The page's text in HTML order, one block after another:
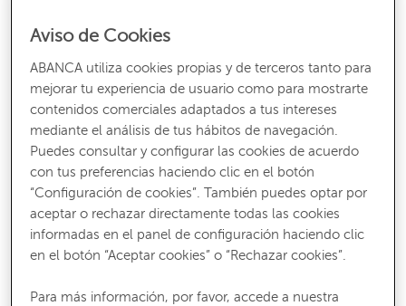
esta situación tienen efecto y se avanza nuevamente
Por otra parte, la
también suele manifestarse en
los períodos de estancamiento y recesión, y pasa a
normalizarse en la recuperación. Sus efectos magnifican
estos dos ciclos al tener importantes repercusiones en la
economía, además de en
los ahorros y en la inversión
Recibe nuestros contenidos más útiles
Aviso de Cookies
ABANCA utiliza cookies propias y de terceros tanto para
mejorar tu experiencia de usuario como para mostrarte
contenidos comerciales adaptados a tus intereses
mediante el análisis de tus hábitos de navegación.
Puedes consultar y configurar las cookies de acuerdo
con tus preferencias haciendo clic en el botón
“Configuración de cookies”. También puedes optar por
aceptar o rechazar directamente todas las cookies
informadas en el panel de configuración haciendo clic
en el botón “Aceptar cookies” o “Rechazar cookies”.
Para más información, por favor, accede a nuestra